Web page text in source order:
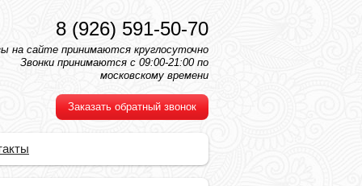
8 (926) 591-50-70
на сайте принимаются круглосуточно
Звонки принимаются с 09:00-21:00 по
московскому времени
Заказать обратный звонок